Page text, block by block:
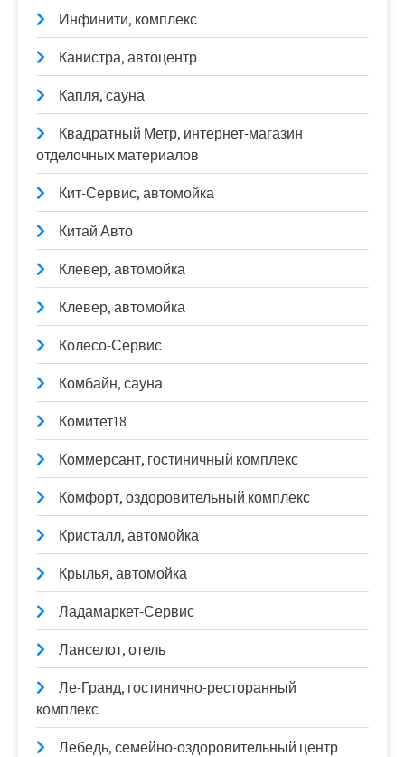
Инфинити, комплекс
Канистра, автоцентр
Капля, сауна
Квадратный Метр, интернет-магазин
отделочных материалов
Кит-Сервис, автомойка
Китай Авто
Клевер, автомойка
Клевер, автомойка
Колесо-Сервис
Комбайн, сауна
Комитет18
Коммерсант, гостиничный комплекс
Комфорт, оздоровительный комплекс
Кристалл, автомойка
Крылья, автомойка
Ладамаркет-Сервис
Ланселот, отель
Ле-Гранд, гостинично-ресторанный
комплекс
Лебедь, семейно-оздоровительный центр